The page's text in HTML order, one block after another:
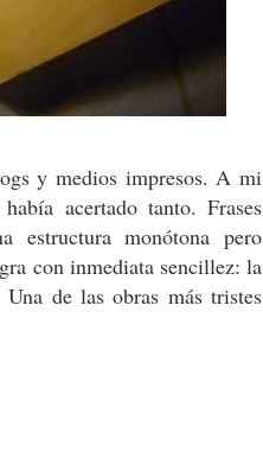
y medios impresos. A mi
acertado tanto. Frases
estructura monótona pero
con inmediata sencillez: la
de las obras más tristes